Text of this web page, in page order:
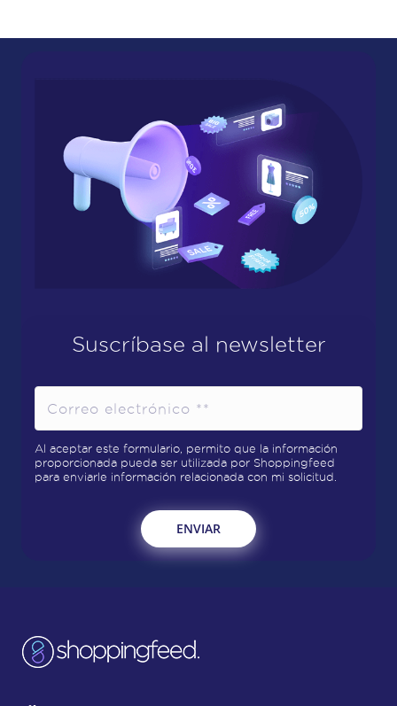
Suscríbase al newsletter
Al aceptar este formulario, permito que la información
proporcionada pueda ser utilizada por Shoppingfeed
para enviarle información relacionada con mi solicitud.